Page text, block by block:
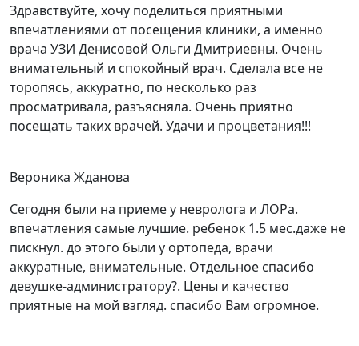
Здравствуйте, хочу поделиться приятными
впечатлениями от посещения клиники, а именно
врача УЗИ Денисовой Ольги Дмитриевны. Очень
внимательный и спокойный врач. Сделала все не
торопясь, аккуратно, по несколько раз
просматривала, разъясняла. Очень приятно
посещать таких врачей. Удачи и процветания!!!
Вероника Жданова
Сегодня были на приеме у невролога и ЛОРа.
впечатления самые лучшие. ребенок 1.5 мес.даже не
пискнул. до этого были у ортопеда, врачи
аккуратные, внимательные. Отдельное спасибо
девушке-администратору?. Цены и качество
приятные на мой взгляд. спасибо Вам огромное.